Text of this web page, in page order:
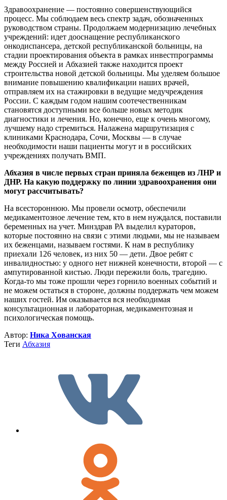
Здравоохранение — постоянно совершенствующийся
процесс. Мы соблюдаем весь спектр задач, обозначенных
руководством страны. Продолжаем модернизацию лечебных
учреждений: идет дооснащение республиканского
онкодиспансера, детской республиканской больницы, на
стадии проектирования объекта в рамках инвестпрограммы
между Россией и Абхазией также находится проект
строительства новой детской больницы. Мы уделяем большое
внимание повышению квалификации наших врачей,
отправляем их на стажировки в ведущие медучреждения
России. С каждым годом нашим соотечественникам
становятся доступными все больше новых методик
диагностики и лечения. Но, конечно, еще к очень многому,
лучшему надо стремиться. Налажена маршрутизация с
клиниками Краснодара, Сочи, Москвы — в случае
необходимости наши пациенты могут и в российских
учреждениях получать ВМП.
Абхазия в числе первых стран приняла беженцев из ЛНР и
ДНР. На какую поддержку по линии здравоохранения они
могут рассчитывать?
На всестороннюю. Мы провели осмотр, обеспечили
медикаментозное лечение тем, кто в нем нуждался, поставили
беременных на учет. Минздрав РА выделил кураторов,
которые постоянно на связи с этими людьми, мы не называем
их беженцами, называем гостями. К нам в республику
приехали 126 человек, из них 50 — дети. Двое ребят с
инвалидностью: у одного нет нижней конечности, второй — с
ампутированной кистью. Люди пережили боль, трагедию.
Когда-то мы тоже прошли через горнило военных событий и
не можем остаться в стороне, должны поддержать чем можем
наших гостей. Им оказывается вся необходимая
консультационная и лабораторная, медикаментозная и
психологическая помощь.
Автор: Ника Хованская
Теги Абхазия